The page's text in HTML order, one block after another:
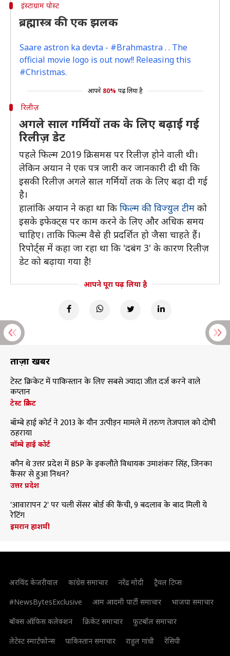
इंस्टाग्राम पोस्ट
ब्रह्मास्त्र की एक झलक
Saare astron ka devta - #Brahmastra . . The
official movie logo is out now!! Releasing this
#Christmas.
आपने 80% पढ़ लिया है
रिलीज़
अगले साल गर्मियों तक के लिए बढ़ाई गई
रिलीज़ डेट
पहले फिल्म 2019 क्रिसमस पर रिलीज़ होने वाली थी।
लेकिन अयान ने एक पत्र जारी कर जानकारी दी थी कि
इसकी रिलीज़ अगले साल गर्मियों तक के लिए बढ़ा दी गई
है।
हालांकि अयान ने कहा था कि फिल्म की विज्युल टीम को
इसके इफेक्ट्स पर काम करने के लिए और अधिक समय
चाहिए। ताकि फिल्म वैसे ही प्रदर्शित हो जैसा चाहते हैं।
रिपोर्ट्स में कहा जा रहा था कि 'दबंग 3' के कारण रिलीज़
डेट को बढ़ाया गया है!
आपने पूरा पढ़ लिया है
ताज़ा खबरें
टेस्ट क्रिकेट में पाकिस्तान के लिए सबसे ज्यादा जीत दर्ज करने वाले
कप्तान
टेस्ट क्रिकेट
बॉम्बे हाई कोर्ट ने 2013 के यौन उत्पीड़न मामले में तरुण तेजपाल को दोषी
ठहराया
बॉम्बे हाई कोर्ट
कौन थे उत्तर प्रदेश में BSP के इकलौते विधायक उमाशंकर सिंह, जिनका
कैंसर से हुआ निधन?
उत्तर प्रदेश
'आवारापन 2' पर चली सेंसर बोर्ड की कैंची, 9 बदलाव के बाद मिली ये
रेटिंग
इमरान हाशमी
अरविंद केजरीवाल कांग्रेस समाचार नरेंद्र मोदी
ट्रैवल टिप्स
#NewsBytesExclusive
आम आदमी पार्टी समाचार
भाजपा समाचार
बॉक्स ऑफिस कलेक्शन
क्रिकेट समाचार
फुटबॉल समाचार
लेटेस्ट स्मार्टफोन्स
पाकिस्तान समाचार राहुल गांधी
रेसिपी